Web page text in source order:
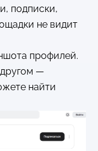
подписки,
не видит
профилей.
—
найти